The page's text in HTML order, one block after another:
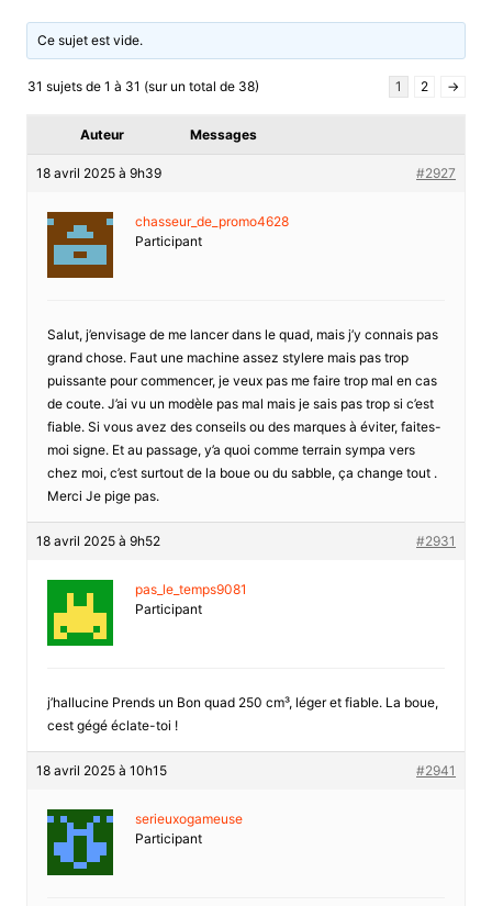
Ce sujet est vide.
31 sujets de 1 à 31 (sur un total de 38) 1 2 →
Auteur Messages
18 avril 2025 à 9h39 #2927
chasseur_de_promo4628
Participant
Salut, j’envisage de me lancer dans le quad, mais j’y connais pas
grand chose. Faut une machine assez stylere mais pas trop
puissante pour commencer, je veux pas me faire trop mal en cas
de coute. J’ai vu un modèle pas mal mais je sais pas trop si c’est
fiable. Si vous avez des conseils ou des marques à éviter, faites-
moi signe. Et au passage, y’a quoi comme terrain sympa vers
chez moi, c’est surtout de la boue ou du sabble, ça change tout .
Merci Je pige pas.
18 avril 2025 à 9h52 #2931
pas_le_temps9081
Participant
j’hallucine Prends un Bon quad 250 cm³, léger et fiable. La boue,
cest gégé éclate-toi !
18 avril 2025 à 10h15 #2941
serieuxogameuse
Participant